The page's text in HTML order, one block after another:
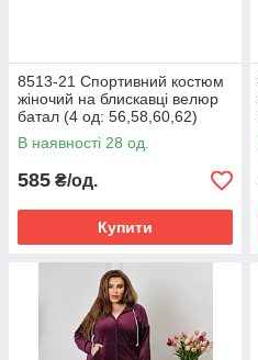
8513-21 Спортивний костюм
жіночий на блискавці велюр
батал (4 од: 56,58,60,62)
В наявності 28 од.
585 ₴/од.
Купити